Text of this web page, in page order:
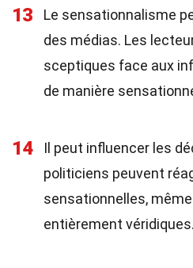
13
Le sensationnalisme
des médias. Les
sceptiques face aux
de manière
14
Il peut influencer les
politiciens peuvent
sensationnelles,
entièrement véridiques.